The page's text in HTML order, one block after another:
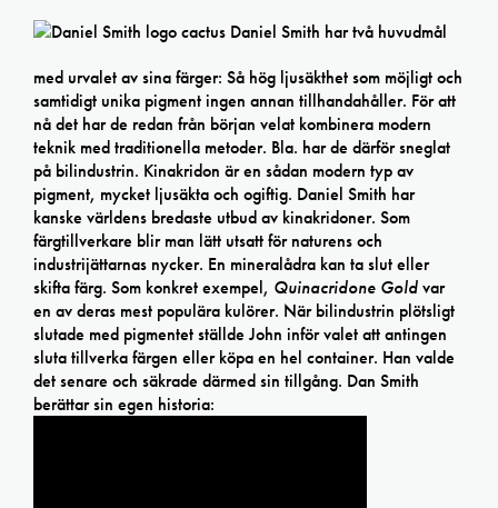
Daniel Smith har två huvudmål
med urvalet av sina färger: Så hög ljusäkthet som möjligt och
samtidigt unika pigment ingen annan tillhandahåller. För att
nå det har de redan från början velat kombinera modern
teknik med traditionella metoder. Bla. har de därför sneglat
på bilindustrin. Kinakridon är en sådan modern typ av
pigment, mycket ljusäkta och ogiftig. Daniel Smith har
kanske världens bredaste utbud av kinakridoner. Som
färgtillverkare blir man lätt utsatt för naturens och
industrijättarnas nycker. En mineralådra kan ta slut eller
skifta färg. Som konkret exempel, Quinacridone Goldvar
en av deras mest populära kulörer. När bilindustrin plötsligt
slutade med pigmentet ställde John inför valet att antingen
sluta tillverka färgen eller köpa en hel container. Han valde
det senare och säkrade därmed sin tillgång. Dan Smith
berättar sin egen historia: